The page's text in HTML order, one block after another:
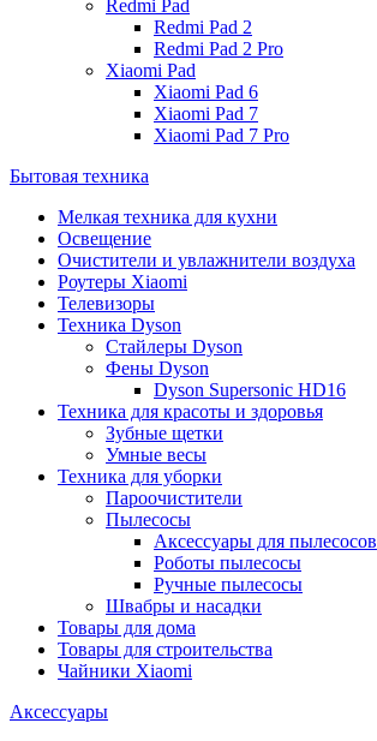
Redmi Pad
Redmi Pad 2
Redmi Pad 2 Pro
Xiaomi Pad
Xiaomi Pad 6
Xiaomi Pad 7
Xiaomi Pad 7 Pro
Бытовая техника
Мелкая техника для кухни
Освещение
Очистители и увлажнители воздуха
Роутеры Xiaomi
Телевизоры
Техника Dyson
Стайлеры Dyson
Фены Dyson
Dyson Supersonic HD16
Техника для красоты и здоровья
Зубные щетки
Умные весы
Техника для уборки
Пароочистители
Пылесосы
Аксессуары для пылесосов
Роботы пылесосы
Ручные пылесосы
Швабры и насадки
Товары для дома
Товары для строительства
Чайники Xiaomi
Аксессуары